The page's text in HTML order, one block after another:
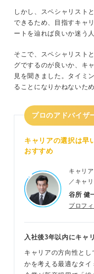
しかし、スペシャリスト
できるため、目指すキャ
ートを辿れば良いか迷う
そこで、スペシャリスト
グでするのが良いか、キ
見を聞きました。タイミ
ることになりかねないた
プロのアドバイザ
キャリアの選択は早
おすすめ
キャリ
／キャ
谷所 健
プロフ
入社後3年以内にキャ
キャリアの方向性と
かを考える最適なタイ